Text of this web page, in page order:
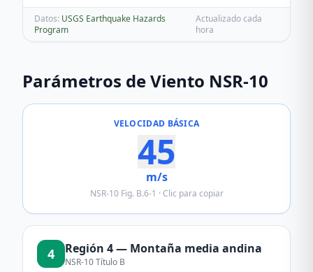
Datos: USGS Earthquake Hazards
Program
Actualizado cada
hora
Parámetros de Viento NSR-10
VELOCIDAD BÁSICA
45
m/s
NSR-10 Fig. B.6-1 · Clic para copiar
4 Región 4— Montaña media andina
NSR-10 Título B